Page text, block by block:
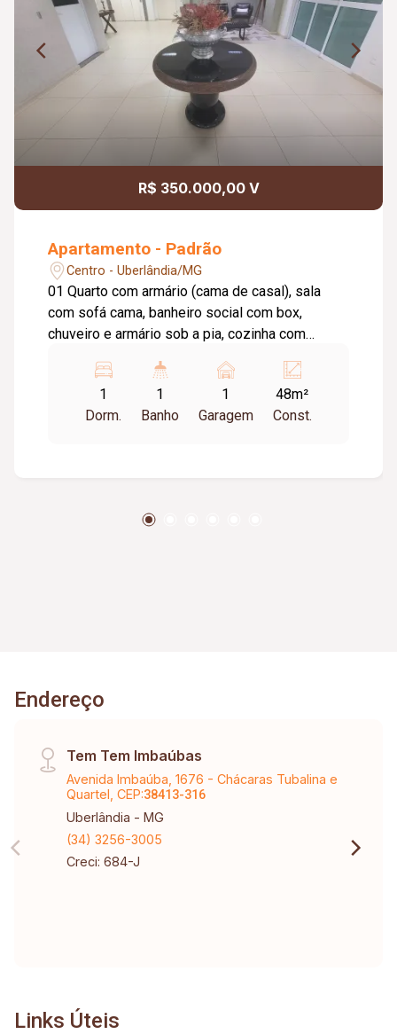
R$ 350.000,00 V
Apartamento - Padrão
Centro - Uberlândia/MG
01 Quarto com armário (cama de casal), sala
com sofá cama, banheiro social com box,
chuveiro e armário sob a pia, cozinha com
de garagem, elevador. Portaria 24horas. Imóvel
mobiliado. Condomínio Aproximadamente
617,96 Tem taxa de mudança Entrada e saída
1
Dorm.
1
Banho
1
Garagem
48m²
Const.
Endereço
Tem Tem Imbaúbas
Avenida Imbaúba, 1676 - Chácaras Tubalina e
Quartel, CEP:38413-316
Uberlândia - MG
(34) 3256-3005
Creci: 684-J
Links Úteis